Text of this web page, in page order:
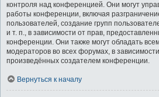
контроля над конференцией. Они могут
работы конференции, включая
пользователей, создание групп
и т. п., в зависимости от прав,
конференции. Они также могут обладать
модераторов во всех форумах, в
произведённых создателем конференции.
Вернуться к началу